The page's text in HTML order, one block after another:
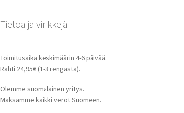
Tietoa ja vinkkejä
Toimitusaika keskimäärin 4-6 päivää.
Rahti 24,95€ (1-3 rengasta).
Olemme suomalainen yritys.
Maksamme kaikki verot Suomeen.